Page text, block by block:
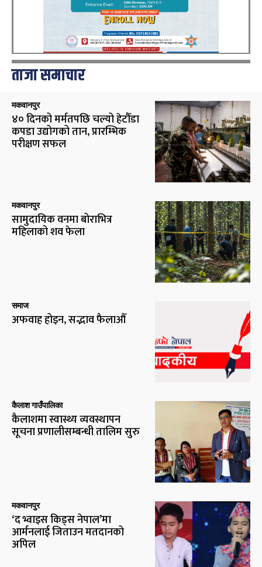
ताजा समाचार
मकवानपुर
४० दिनको मर्मतपछि चल्यो हेटौँडा
कपडा उद्योगको तान, प्रारम्भिक
परीक्षण सफल
मकवानपुर
सामुदायिक वनमा बोराभित्र
महिलाको शव फेला
समाज
अफवाह होइन, सद्भाव फैलाऔँ
कैलाश गाउँपालिका
कैलाशमा स्वास्थ्य व्यवस्थापन
सूचना प्रणालीसम्बन्धी तालिम सुरु
मकवानपुर
‘द भ्वाइस किड्स नेपाल’मा
आर्मनलाई जिताउन मतदानको
अपिल